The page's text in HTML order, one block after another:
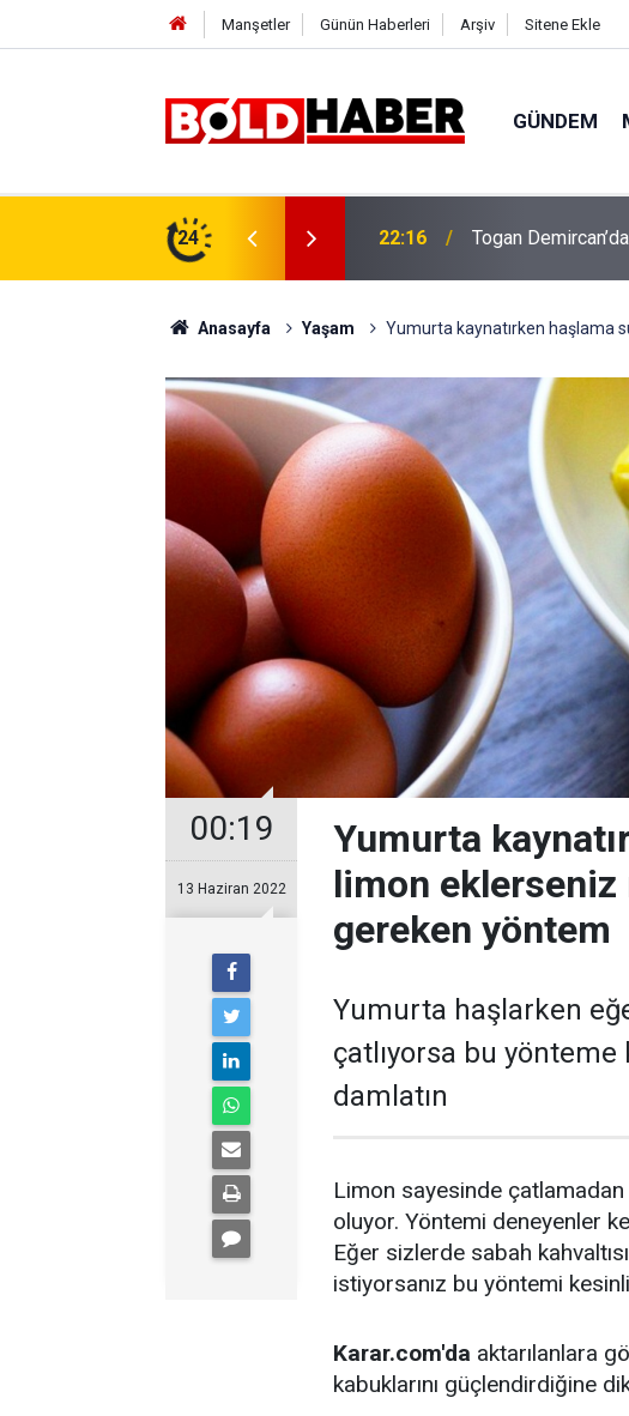
Manşetler Günün Haberleri Arşiv Sitene Ekle
GÜNDEM
24 19:32 Sıcak Havalarda
Anasayfa Yaşam Yumurta kaynatırken haşlama
00:19
13 Haziran 2022
Yumurta
limon eklerseniz
gereken yöntem
Yumurta haşlarken
çatlıyorsa bu
damlatın
Limon sayesinde
oluyor. Yöntemi deneyenler
Eğer sizlerde sabah
istiyorsanız bu yöntemi
Karar.com'da aktarılanlara
kabuklarını güçlendirdiğine